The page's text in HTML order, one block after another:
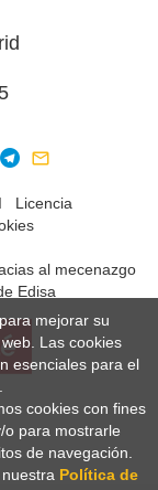
Licencia
al mecenazgo
Edisa
mejorar su
Las cookies
esenciales para el
cookies con fines
para mostrarle
de navegación.
Política de